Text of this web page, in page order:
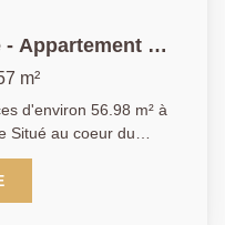
Appartement 3
et parking
m²
d'environ 56.98 m² à
à Sartrouville,
3 pièces de
de 5